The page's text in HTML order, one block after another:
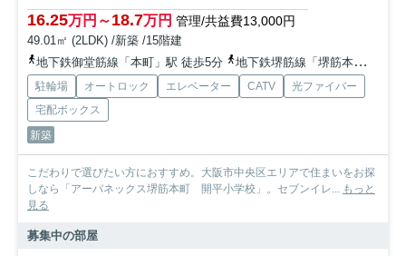
16.25万円～18.7万円 管理/共益費13,000円
49.01㎡ (2LDK) /新築 /15階建
地下鉄御堂筋線「本町」駅 徒歩5分
地下鉄堺筋線「堺筋本町」駅 徒歩2分
駐輪場 オートロック エレベーター CATV
光ファイバー
宅配ボックス
新築
こだわりで選びたい方におすすめ。大阪市中央区エリアで住まいをお探
しなら「アーバネックス堺筋本町 開平小学校」。セブンイレ... もっと
見る
募集中の部屋